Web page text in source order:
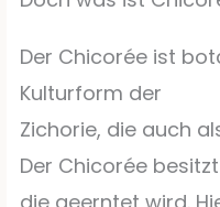
Der Chicorée ist
Kulturform der
Zichorie, die auch
Der Chicorée